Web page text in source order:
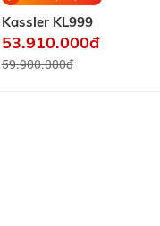
Kassler KL999
53.910.000đ
59.900.000đ